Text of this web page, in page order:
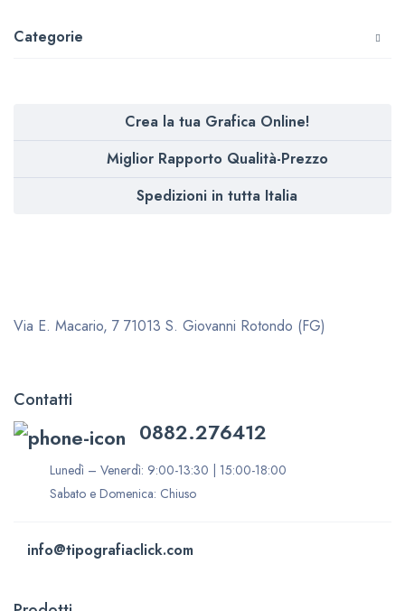
Categorie
Crea la tua Grafica Online!
Miglior Rapporto Qualità-Prezzo
Spedizioni in tutta Italia
Via E. Macario, 7 71013 S. Giovanni Rotondo (FG)
Contatti
0882.276412
Lunedì – Venerdì: 9:00-13:30 | 15:00-18:00
Sabato e Domenica: Chiuso
info@tipografiaclick.com